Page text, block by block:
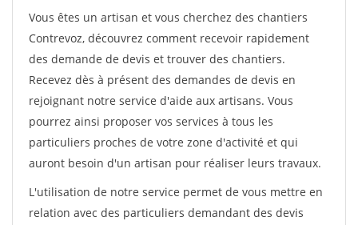
Vous êtes un artisan et vous cherchez des chantiers
Contrevoz, découvrez comment recevoir rapidement
des demande de devis et trouver des chantiers.
Recevez dès à présent des demandes de devis en
rejoignant notre service d'aide aux artisans. Vous
pourrez ainsi proposer vos services à tous les
particuliers proches de votre zone d'activité et qui
auront besoin d'un artisan pour réaliser leurs travaux.
L'utilisation de notre service permet de vous mettre en
relation avec des particuliers demandant des devis